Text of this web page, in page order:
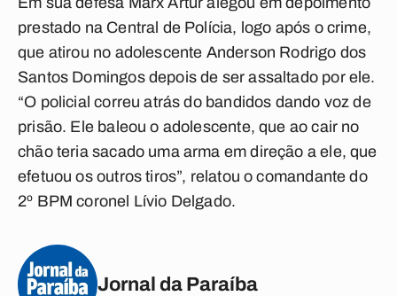
prestado na Central de Polícia, logo após o crime,
que atirou no adolescente Anderson Rodrigo dos
Santos Domingos depois de ser assaltado por ele.
“O policial correu atrás do bandidos dando voz de
prisão. Ele baleou o adolescente, que ao cair no
chão teria sacado uma arma em direção a ele, que
efetuou os outros tiros”, relatou o comandante do
2º BPM coronel Lívio Delgado.
Jornal da Paraíba